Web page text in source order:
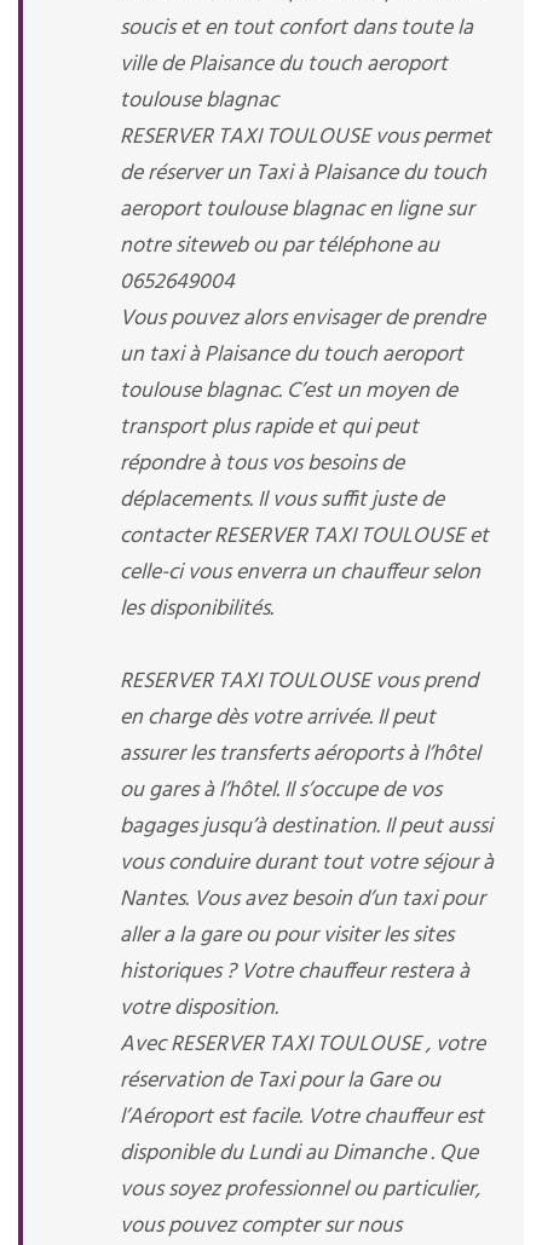
soucis et en tout confort dans toute la
ville de Plaisance du touch aeroport
toulouse blagnac
RESERVER TAXI TOULOUSE vous permet
de réserver un Taxi à Plaisance du touch
aeroport toulouse blagnac en ligne sur
notre siteweb ou par téléphone au
0652649004
Vous pouvez alors envisager de prendre
un taxi à Plaisance du touch aeroport
toulouse blagnac. C’est un moyen de
transport plus rapide et qui peut
répondre à tous vos besoins de
déplacements. Il vous suffit juste de
contacter RESERVER TAXI TOULOUSE et
celle-ci vous enverra un chauffeur selon
les disponibilités.
RESERVER TAXI TOULOUSE vous prend
en charge dès votre arrivée. Il peut
assurer les transferts aéroports à l’hôtel
ou gares à l’hôtel. Il s’occupe de vos
bagages jusqu’à destination. Il peut aussi
vous conduire durant tout votre séjour à
Nantes. Vous avez besoin d’un taxi pour
aller a la gare ou pour visiter les sites
historiques ? Votre chauffeur restera à
votre disposition.
Avec RESERVER TAXI TOULOUSE , votre
réservation de Taxi pour la Gare ou
l’Aéroport est facile. Votre chauffeur est
disponible du Lundi au Dimanche . Que
vous soyez professionnel ou particulier,
vous pouvez compter sur nous